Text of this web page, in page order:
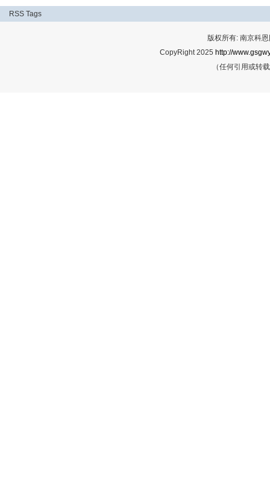
RSS Tags
版权所有: 南京科
CopyRight 2025 http://
（任何引用或转